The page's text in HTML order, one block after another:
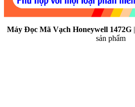
Máy Đọc Mã Vạch Honeywell 1472G|
sản phẩm